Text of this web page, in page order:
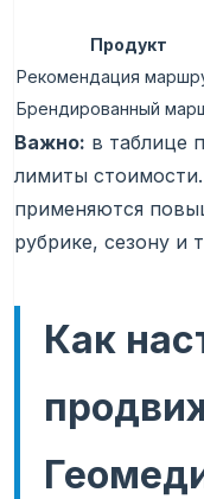
Продукт
Рекомендация
Брендированный
Важно: в таблице
лимиты
применяются
рубрике, сезону и
Как